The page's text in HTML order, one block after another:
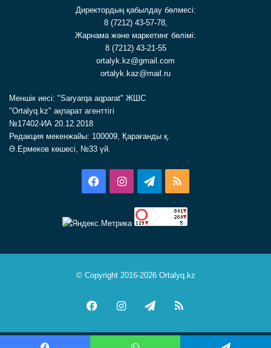
Директордың қабылдау бөлмесі:
8 (7212) 43-57-78,
Жарнама және маркетинг бөлімі:
8 (7212) 43-21-55
ortalyk.kz@gmail.com
ortalyk.kaz@mail.ru
Меншік иесі: "Saryarqa aqparat" ЖШС
"Ortalyq.kz" ақпарат агенттігі
№17402-ИА 20.12.2018
Редакция мекенжайы: 100009, Қарағанды қ.
Ә.Ермеков көшесі, №33 үй.
FacebookInstagramTelegram
© Copyright 2016-2026 Ortalyq.kz
FacebookInstagramTelegram